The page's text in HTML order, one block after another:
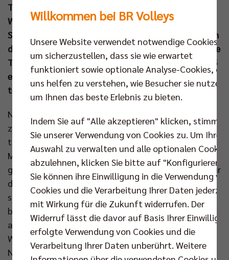
Turniersieg. Nach zwei intensiven und hochklassigen
Wettkampftagen belegten die Gastgeber von den
SCC JUNIORS den vierten Platz. Davor standen gleich
drei polnische Teams auf dem Treppchen. Das größte
Turnier der SCC-Nachwuchsabteilung war auch 2025
ein voller Erfolg und die Fortsetzung ist bereits
terminiert.
Neben den Organisatoren der SCC JUNIORS nahmen
zwei weitere Teams aus Berlin an dem
traditionsreichen Wettkampf teil. Dazu kamen vier
Mannschaften aus Polen, die übrigen reisten aus
ganz Deutschland in die Hauptstadt. Es war nicht nur
das größte U16-Volleyballturnier hierzulande,
sondern auch Teil der U16-Jugendliga, in der die
besten Spieler ihrer Altersklasse gegeneinander
antreten. Die jungen Talente nutzten den
Wettbewerb damit auch, um sich auf höchstem
Niveau zu präsentieren und sich auf die Deutschen
Willkommen bei BR Volleys
Unsere Website verwendet notwendige Cookies,
um sicherzustellen, dass sie wie erwartet
funktioniert sowie optionale Analyse-Cookies, die
uns helfen zu verstehen, wie Besucher sie nutzen,
um Ihnen das beste Erlebnis zu bieten.
Indem Sie auf "Alle akzeptieren" klicken, stimmen
Sie unserer Verwendung von Cookies zu. Um Ihre
Auswahl zu verwalten und alle optionalen Cookies
abzulehnen, klicken Sie bitte auf "Konfigurieren".
Sie können ihre Einwilligung in die Verwendung
Cookies und die Verarbeitung Ihrer Daten
mit Wirkung für die Zukunft widerrufen. Der
Widerruf lässt die davor auf Basis Ihrer
erfolgte Verwendung von Cookies und die
Verarbeitung Ihrer Daten unberührt. Weitere